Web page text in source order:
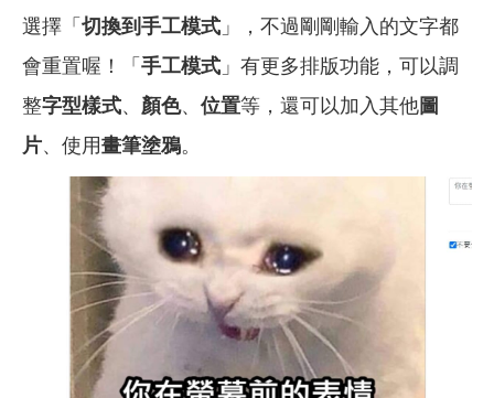
選擇「 切換到手工模式 」，不過剛剛輸入的文字都
會重置喔！「 手工模式 」有更多排版功能，可以調
整字型樣式、 顏色、 位置等，還可以加入其他圖
片、使用畫筆塗鴉。